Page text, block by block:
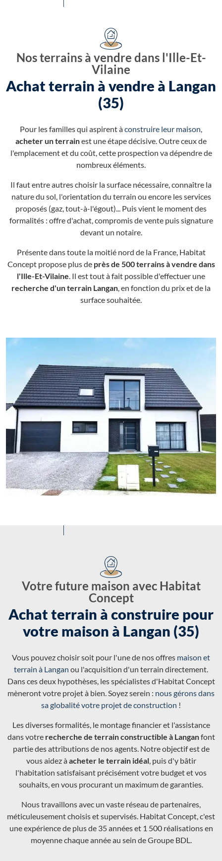
Nos terrains à vendre dans l'Ille-Et-
Vilaine
Achat terrain à vendre à Langan
(35)
Pour les familles qui aspirent àconstruire leur maison,
acheter un terrainest une étape décisive. Outre ceux de
l'emplacement et du coût, cette prospection va dépendre de
nombreux éléments.
Il faut entre autres choisir la surface nécessaire, connaître la
nature du sol, l'orientation du terrain ou encore les services
proposés (gaz, tout-à-l'égout)... Puis vient le moment des
formalités : offre d'achat, compromis de vente puis signature
devant un notaire.
Présente dans toute la moitié nord de la France, Habitat
Concept propose plus de près de 500 terrains à vendre dans
l'Ille-Et-Vilaine. Il est tout à fait possible d'effectuer une
recherche d'un terrain Langan, en fonction du prix et de la
surface souhaitée.
Votre future maison avec Habitat
Concept
Achat terrain à construire pour
votre maison à Langan (35)
Vous pouvez choisir soit pour l'une de nos offres maison et
terrain à Langan ou l'acquisition d'un terrain directement.
Dans ces deux hypothèses, les spécialistes d'Habitat Concept
mèneront votre projet à bien. Soyez serein : nous gérons dans
sa globalité votre projet de construction !
Les diverses formalités, le montage financier et l'assistance
dans votre recherche de terrain constructible à Langanfont
partie des attributions de nos agents. Notre objectif est de
vous aidez àacheter le terrain idéal, puis d'y bâtir
l'habitation satisfaisant précisément votre budget et vos
souhaits, en vous procurant un maximum de garanties.
Nous travaillons avec un vaste réseau de partenaires,
méticuleusement choisis et supervisés. Habitat Concept, c'est
une expérience de plus de 35 années et 1 500 réalisations en
moyenne chaque année au sein de Groupe BDL.